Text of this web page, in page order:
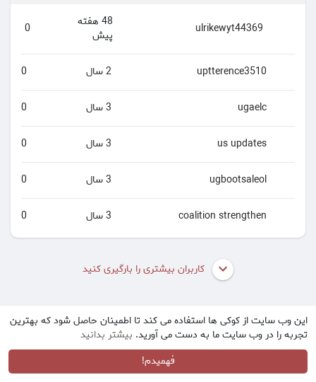
این وب سایت از کوکی ها استفاده می کند تا اطمینان حاصل شود که بهترین
تجربه را در وب سایت ما به دست می آورید. بیشتر بدانید
فهمیدم!
ulrikewyt44369
48 هفته
پیش
0
uptterence3510 2 سال 0
ugaelc 3 سال 0
us updates 3 سال 0
ugbootsaleol 3 سال 0
coalition strengthen 3 سال 0
کاربران بیشتری را بارگیری کنید